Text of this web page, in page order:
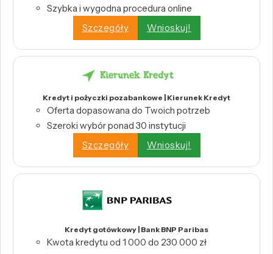
Szybka i wygodna procedura online
Szczegóły
Wnioskuj!
Kredyt i pożyczki pozabankowe | Kierunek Kredyt
Oferta dopasowana do Twoich potrzeb
Szeroki wybór ponad 30 instytucji
Szczegóły
Wnioskuj!
Kredyt gotówkowy | Bank BNP Paribas
Kwota kredytu od 1 000 do 230 000 zł